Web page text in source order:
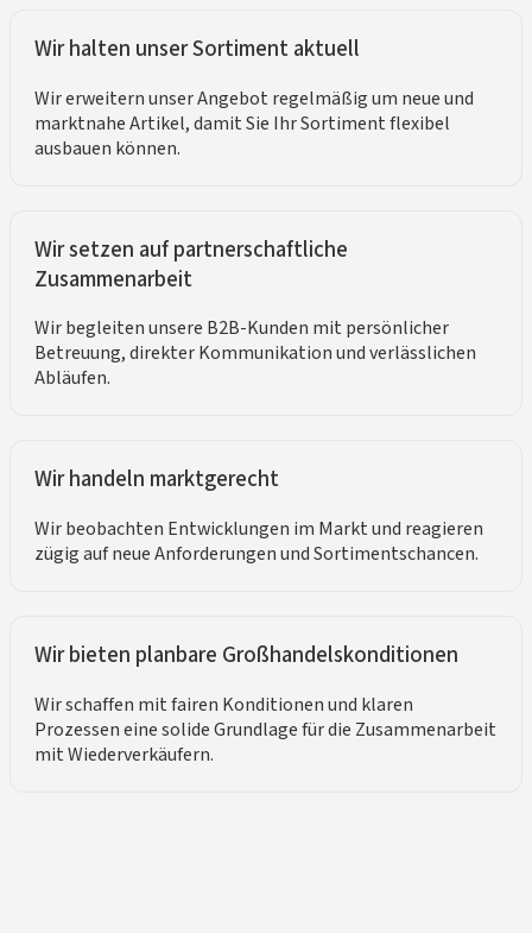
Wir halten unser Sortiment aktuell
Wir erweitern unser Angebot regelmäßig um neue und
marktnahe Artikel, damit Sie Ihr Sortiment flexibel
ausbauen können.
Wir setzen auf partnerschaftliche
Zusammenarbeit
Wir begleiten unsere B2B-Kunden mit persönlicher
Betreuung, direkter Kommunikation und verlässlichen
Abläufen.
Wir handeln marktgerecht
Wir beobachten Entwicklungen im Markt und reagieren
zügig auf neue Anforderungen und Sortimentschancen.
Wir bieten planbare Großhandelskonditionen
Wir schaffen mit fairen Konditionen und klaren
Prozessen eine solide Grundlage für die Zusammenarbeit
mit Wiederverkäufern.